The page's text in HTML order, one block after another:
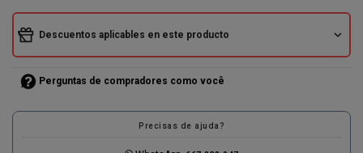
Descuentos aplicables en este producto expand_more
Perguntas de compradores como você
Precisas de ajuda?